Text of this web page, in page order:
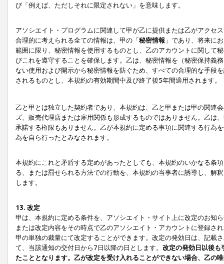
び「例えば、ただしそれに限定されない」を意味します。
アソシエイト・プログラムに関連して甲が乙に提供または乙がアクセ
合理的に考えられる全ての情報は、甲の「秘密情報 」であり、将来に
範囲に限り、秘密情報を使用するものとし、乙のアカウントに関して
びこれを遵守することを確保します。乙は、秘密情報を（秘密保持義
ない使用および開示から秘密情報を防ぐため、すべての合理的な手段
されるものとし、本規約の有効期間中及び終了後5年間適用されます。
乙と甲とは独立した契約者であり、本規約は、乙と甲または甲の関連
ズ、販売代理店または雇用関係も形成するものではありません。乙は
承諾する権限もありません。乙が本規約に定める事項に関連する行為
為を自ら行ったとみなされます。
本規約にこれと矛盾する定めがあったとしても、本規約のいかなる条
る、または罰せられる方法での行動を、本規約の当事者に誘導し、解
します。
13. 改定
甲は、本規約に定める条件を、アソシエイト・サイト上に改定のお知
または改定内容をその時点で乙のアソシエイト・アカウントに登録さ
甲の単独の裁量にて改定することができます。改定の発効日は、記載
て、当該通知の交付日から7日以降の日とします。 改定の発効日以後も
たこととなります。乙が改定を受け入れることができない場合、乙の